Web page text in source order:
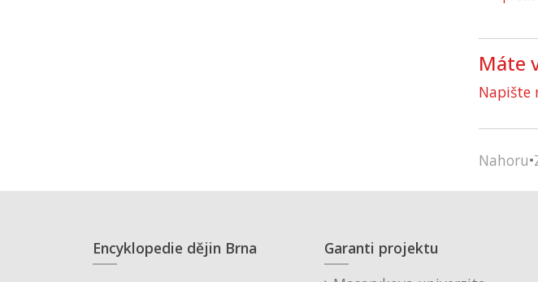
Máte
Napište
Nahoru•
Encyklopedie dějin Brna
Garanti projektu